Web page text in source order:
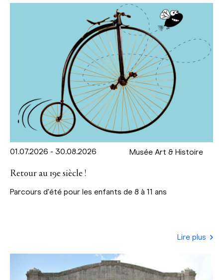
01.07.2026 - 30.08.2026 Musée Art & Histoire
Retour au 19e siècle !
Parcours d'été pour les enfants de 8 à 11 ans
Lire plus